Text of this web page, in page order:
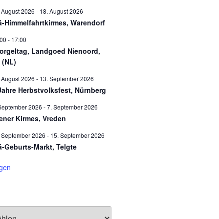
August 2026 - 18. August 2026
Himmelfahrtkirmes, Warendorf
- 17:00
Landgoed Nienoord,
2026 - 13. September 2026
Herbstvolksfest, Nürnberg
2026 -7. September 2026
Kirmes, Vreden
September 2026 - 15. September 2026
Geburts-Markt, Telgte